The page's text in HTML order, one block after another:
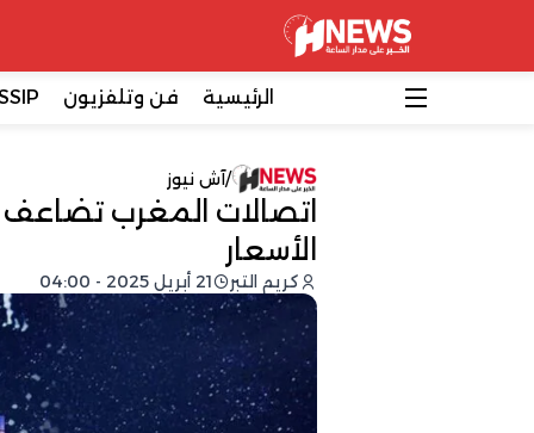
الرئيسية فن وتلفزيون
/آش نيوز
اتصالات المغرب تضاعف
الأسعار
كريم التبر 21 أبريل 2025 - 04:00